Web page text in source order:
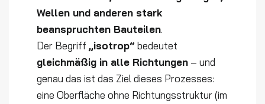
Wellen und anderen stark
beanspruchten Bauteilen.
Der Begriff „isotrop“bedeutet
gleichmäßig in alle Richtungen – und
genau das ist das Ziel dieses Prozesses:
eine Oberfläche ohne Richtungsstruktur (im